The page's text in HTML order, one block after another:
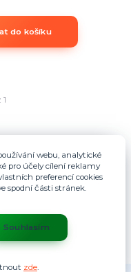
do košíku
1
webu, analytické
pro účely cílení reklamy
preferencí cookies
spodní části stránek.
Souhlasím
zde.